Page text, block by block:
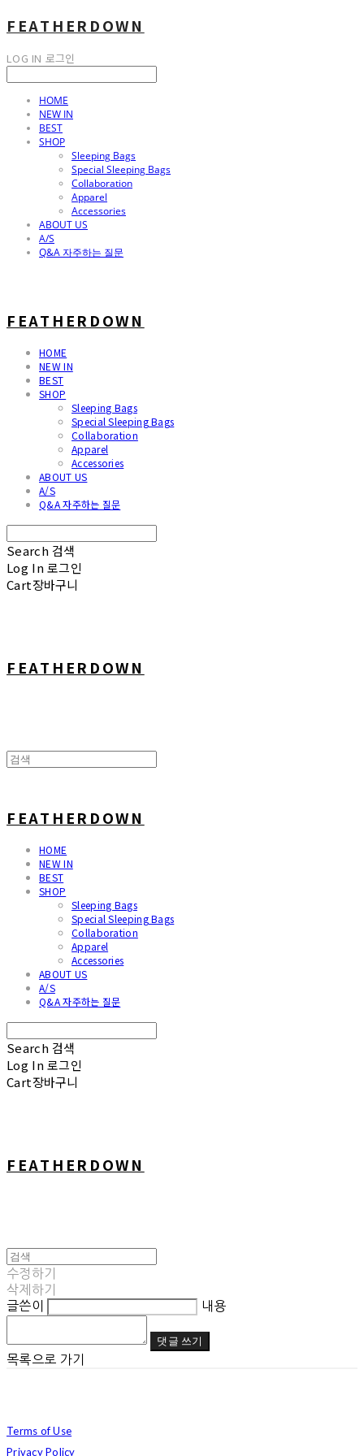
FEATHERDOWN
LOG IN 로그인
HOME
NEW IN
BEST
SHOP
Sleeping Bags
Special Sleeping Bags
Collaboration
Apparel
Accessories
ABOUT US
A/S
Q&A 자주하는 질문
FEATHERDOWN
HOME
NEW IN
BEST
SHOP
Sleeping Bags
Special Sleeping Bags
Collaboration
Apparel
Accessories
ABOUT US
A/S
Q&A 자주하는 질문
Search 검색
Log In 로그인
Cart장바구니
FEATHERDOWN
FEATHERDOWN
HOME
NEW IN
BEST
SHOP
Sleeping Bags
Special Sleeping Bags
Collaboration
Apparel
Accessories
ABOUT US
A/S
Q&A 자주하는 질문
Search 검색
Log In 로그인
Cart장바구니
FEATHERDOWN
수정하기
삭제하기
글쓴이
내용
댓글 쓰기
목록으로 가기
Terms of Use
Privacy Policy